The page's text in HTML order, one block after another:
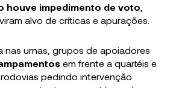
houve impedimento de voto
alvo de críticas e apurações.
nas urnas, grupos de apoiadores
em frente a quartéis e
pedindo intervenção